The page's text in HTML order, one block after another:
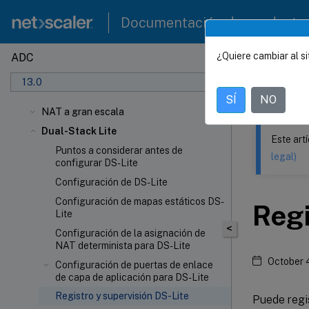
Documentación de
ADC
13.0
NAT a gran escala
Dual-Stack Lite
Puntos a considerar antes de
configurar DS-Lite
Configuración de DS-Lite
Configuración de mapas estáticos DS-
Lite
Configuración de la asignación de
NAT determinista para DS-Lite
Configuración de puertas de enlace
de capa de aplicación para DS-Lite
Registro y supervisión DS-Lite
Este
<
Este
legal)
October
Puede
¿Quiere cambiar al
SÍ NO